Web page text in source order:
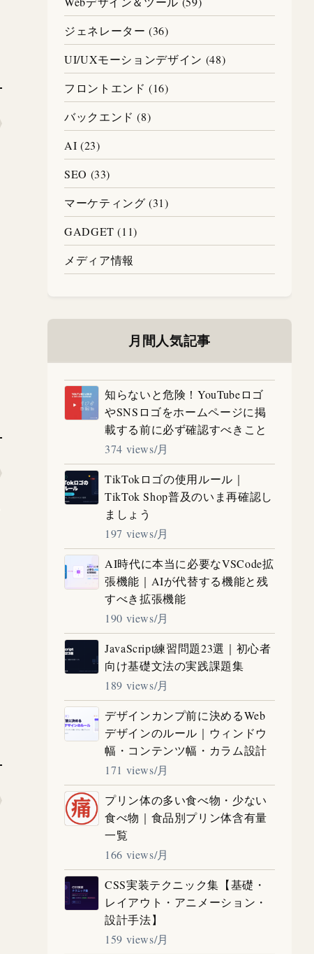
ジェネレーター (36)
UI/UXモーションデザイン (48)
フロントエンド (16)
バックエンド (8)
AI (23)
SEO (33)
マーケティング (31)
GADGET (11)
メディア情報
月間人気記事
知らないと危険！YouTubeロゴ
やSNSロゴをホームページに掲
載する前に必ず確認すべきこと
374 views/月
TikTokロゴの使用ルール｜
TikTok Shop普及のいま再確認し
ましょう
197 views/月
AI時代に本当に必要なVSCode拡
張機能｜AIが代替する機能と残
すべき拡張機能
190 views/月
JavaScript練習問題23選｜初心者
向け基礎文法の実践課題集
189 views/月
デザインカンプ前に決めるWeb
デザインのルール｜ウィンドウ
幅・コンテンツ幅・カラム設計
171 views/月
プリン体の多い食べ物・少ない
食べ物｜食品別プリン体含有量
一覧
166 views/月
CSS実装テクニック集【基礎・
レイアウト・アニメーション・
設計手法】
159 views/月